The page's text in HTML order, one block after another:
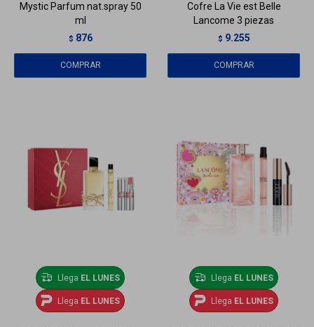
Mystic Parfum nat.spray 50
ml
$ 876
Cofre La Vie est Belle
Lancome 3 piezas
$ 9.255
Llega EL LUNES
Llega EL LUNES
Llega EL LUNES
Llega EL LUNES